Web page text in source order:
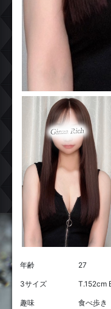
年齢 27
3サイズ T.152cm
趣味 食べ歩き